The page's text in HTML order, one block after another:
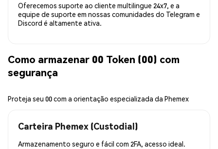
Oferecemos suporte ao cliente multilingue 24x7, e a
equipe de suporte em nossas comunidades do Telegram e
Discord é altamente ativa.
Como armazenar 00 Token (00) com
segurança
Proteja seu 00 com a orientação especializada da Phemex
Carteira Phemex (Custodial)
Armazenamento seguro e fácil com 2FA, acesso ideal.